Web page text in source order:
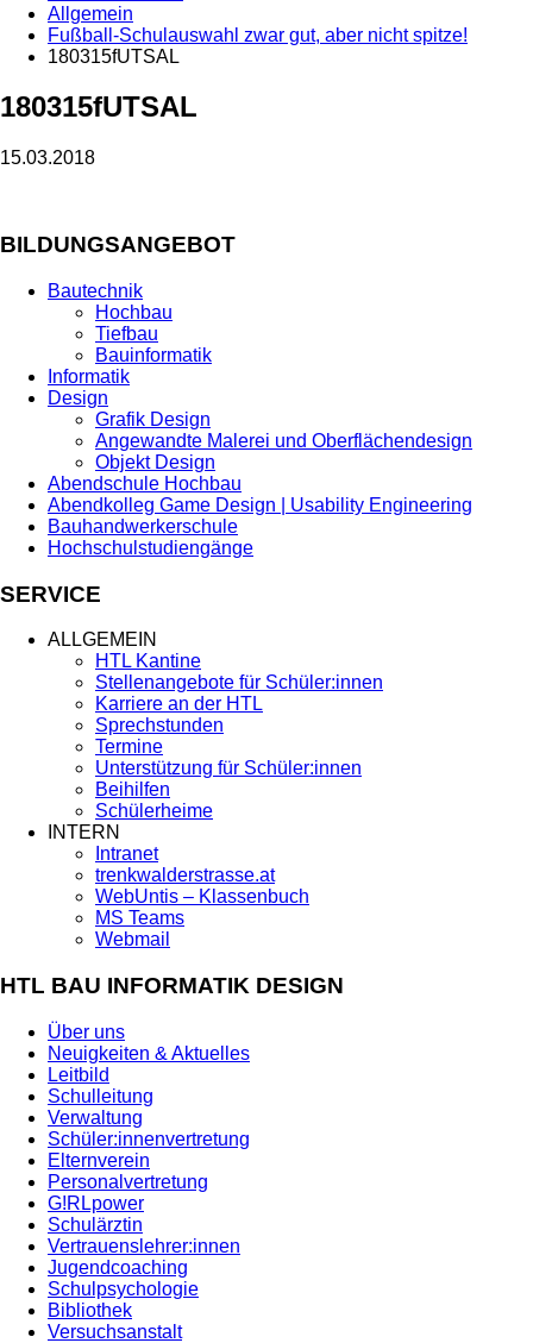
Allgemein
Fußball-Schulauswahl zwar gut, aber nicht spitze!
180315fUTSAL
180315fUTSAL
15.03.2018
BILDUNGSANGEBOT
Bautechnik
Hochbau
Tiefbau
Bauinformatik
Informatik
Design
Grafik Design
Angewandte Malerei und Oberflächendesign
Objekt Design
Abendschule Hochbau
Abendkolleg Game Design | Usability Engineering
Bauhandwerkerschule
Hochschulstudiengänge
SERVICE
ALLGEMEIN
HTL Kantine
Stellenangebote für Schüler:innen
Karriere an der HTL
Sprechstunden
Termine
Unterstützung für Schüler:innen
Beihilfen
Schülerheime
INTERN
Intranet
trenkwalderstrasse.at
WebUntis – Klassenbuch
MS Teams
Webmail
HTL BAU INFORMATIK DESIGN
Über uns
Neuigkeiten & Aktuelles
Leitbild
Schulleitung
Verwaltung
Schüler:innenvertretung
Elternverein
Personalvertretung
G!RLpower
Schulärztin
Vertrauenslehrer:innen
Jugendcoaching
Schulpsychologie
Bibliothek
Versuchsanstalt